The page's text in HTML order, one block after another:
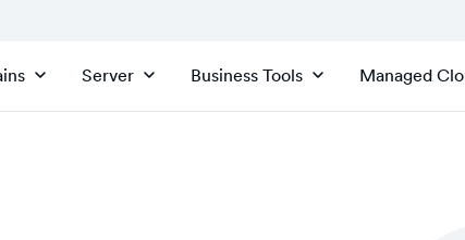
Server Business Tools Managed